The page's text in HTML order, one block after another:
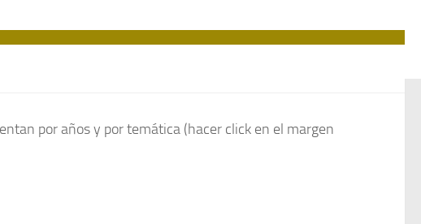
por años y por temática (hacer click en el margen